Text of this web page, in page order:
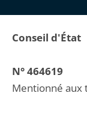
Conseil d'État
N° 464619
Mentionné aux